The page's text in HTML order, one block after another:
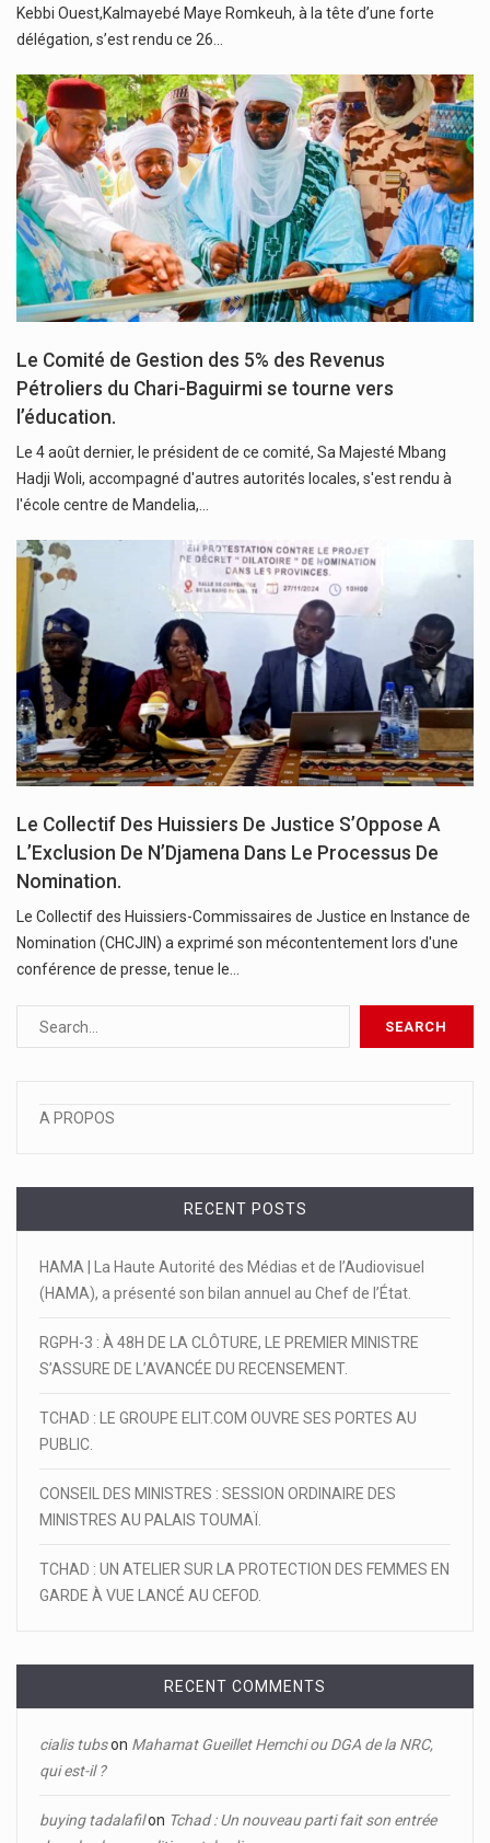
Kebbi Ouest,Kalmayebé Maye Romkeuh, à la tête d’une forte
délégation, s’est rendu ce 26…
Le Comité de Gestion des 5% des Revenus
Pétroliers du Chari-Baguirmi se tourne vers
l’éducation.
Le 4 août dernier, le président de ce comité, Sa Majesté Mbang
Hadji Woli, accompagné d'autres autorités locales, s'est rendu à
l'école centre de Mandelia,…
Le Collectif Des Huissiers De Justice S’Oppose A
L’Exclusion De N’Djamena Dans Le Processus De
Nomination.
Le Collectif des Huissiers-Commissaires de Justice en Instance de
Nomination (CHCJIN) a exprimé son mécontentement lors d'une
conférence de presse, tenue le…
A PROPOS
RECENT POSTS
HAMA | La Haute Autorité des Médias et de l’Audiovisuel
(HAMA), a présenté son bilan annuel au Chef de l’État.
RGPH-3 : À 48H DE LA CLÔTURE, LE PREMIER MINISTRE
S’ASSURE DE L’AVANCÉE DU RECENSEMENT.
TCHAD : LE GROUPE ELIT.COM OUVRE SES PORTES AU
PUBLIC.
CONSEIL DES MINISTRES : SESSION ORDINAIRE DES
MINISTRES AU PALAIS TOUMAÏ.
TCHAD : UN ATELIER SUR LA PROTECTION DES FEMMES EN
GARDE À VUE LANCÉ AU CEFOD.
RECENT COMMENTS
cialis tubson Mahamat Gueillet Hemchi ou DGA de la NRC,
qui est-il ?
buying tadalafilon Tchad : Un nouveau parti fait son entrée